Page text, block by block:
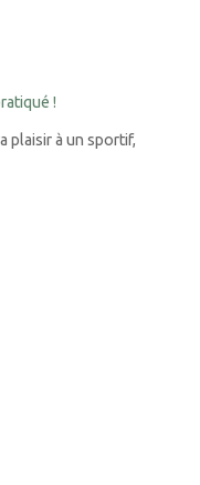
!
plaisir à un sportif,